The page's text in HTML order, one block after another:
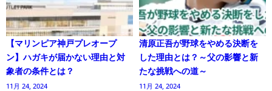
【マリンピア神戸プレオープ
ン】ハガキが届かない理由と対
象者の条件とは？
11月 24, 2024
清原正吾が野球をやめる決断を
した理由とは？～父の影響と新
たな挑戦への道～
11月 24, 2024